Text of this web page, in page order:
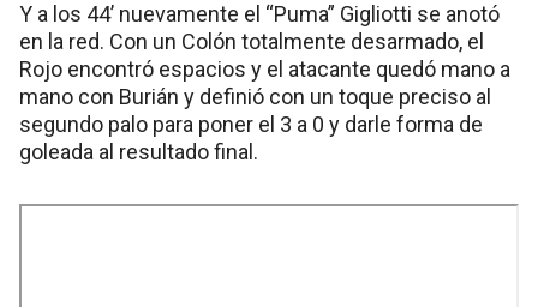
Y a los 44’ nuevamente el “Puma” Gigliotti se anotó
en la red. Con un Colón totalmente desarmado, el
Rojo encontró espacios y el atacante quedó mano a
mano con Burián y definió con un toque preciso al
segundo palo para poner el 3 a 0 y darle forma de
goleada al resultado final.